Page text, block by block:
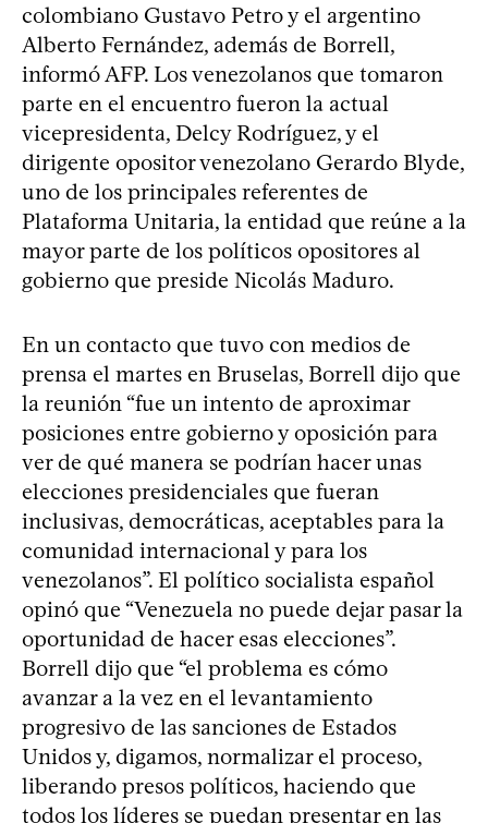
colombiano Gustavo Petro y el argentino
Alberto Fernández, además de Borrell,
informó AFP. Los venezolanos que tomaron
parte en el encuentro fueron la actual
vicepresidenta, Delcy Rodríguez, y el
dirigente opositor venezolano Gerardo Blyde,
uno de los principales referentes de
Plataforma Unitaria, la entidad que reúne a la
mayor parte de los políticos opositores al
gobierno que preside Nicolás Maduro.
En un contacto que tuvo con medios de
prensa el martes en Bruselas, Borrell dijo que
la reunión “fue un intento de aproximar
posiciones entre gobierno y oposición para
ver de qué manera se podrían hacer unas
elecciones presidenciales que fueran
inclusivas, democráticas, aceptables para la
comunidad internacional y para los
venezolanos”. El político socialista español
opinó que “Venezuela no puede dejar pasar la
oportunidad de hacer esas elecciones”.
Borrell dijo que “el problema es cómo
avanzar a la vez en el levantamiento
progresivo de las sanciones de Estados
Unidos y, digamos, normalizar el proceso,
liberando presos políticos, haciendo que
todos los líderes se puedan presentar en las